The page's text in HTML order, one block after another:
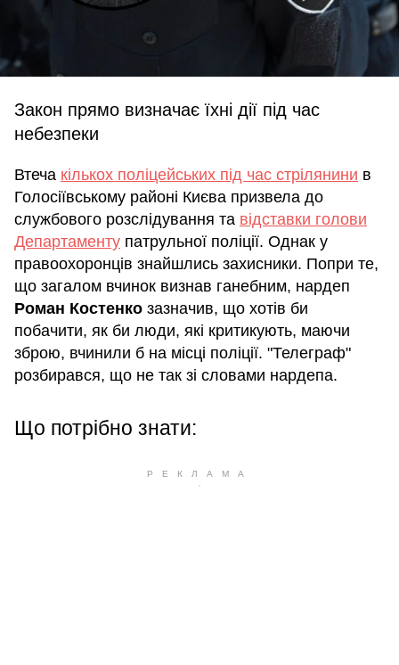
Закон прямо визначає їхні дії під час
небезпеки
Втеча кількох поліцейських під час стрілянини в
Голосіївському районі Києва призвела до
службового розслідування та відставки голови
Департаменту патрульної поліції. Однак у
правоохоронців знайшлись захисники. Попри те,
що загалом вчинок визнав ганебним, нардеп
Роман Костенко зазначив, що хотів би
побачити, як би люди, які критикують, маючи
зброю, вчинили б на місці поліції. "Телеграф"
розбирався, що не так зі словами нардепа.
Що потрібно знати: